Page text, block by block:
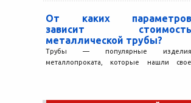
От каких параметров
зависит стоимость
металлической трубы?
Трубы — популярные изделия
металлопроката, которые нашли свое